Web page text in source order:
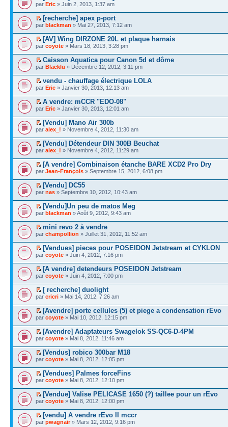
par Eric » Juin 2, 2013, 1:37 am
[recherche] apex p-port
par blackman » Mai 27, 2013, 7:12 am
[AV] Wing DIRZONE 20L et plaque harnais
par coyote » Mars 18, 2013, 3:28 pm
Caisson Aquatica pour Canon 5d et dôme
par Blacklu » Décembre 12, 2012, 3:11 pm
vendu - chauffage électrique LOLA
par Eric » Janvier 30, 2013, 12:13 am
A vendre: mCCR "EDO-08"
par Eric » Janvier 30, 2013, 12:01 am
[Vendu] Mano Air 300b
par alex_! » Novembre 4, 2012, 11:30 am
[Vendu] Détendeur DIN 300B Beuchat
par alex_! » Novembre 4, 2012, 11:29 am
[A vendre] Combinaison étanche BARE XCD2 Pro Dry
par Jean-François » Septembre 15, 2012, 6:08 pm
[Vendu] DC55
par nas » Septembre 10, 2012, 10:43 am
[Vendu]Un peu de matos Meg
par blackman » Août 9, 2012, 9:43 am
mini revo 2 à vendre
par champollion » Juillet 31, 2012, 11:52 am
[Vendues] pieces pour POSEIDON Jetstream et CYKLON
par coyote » Juin 4, 2012, 7:16 pm
[A vendre] detendeurs POSEIDON Jetstream
par coyote » Juin 4, 2012, 7:00 pm
[ recherche] duolight
par cricri » Mai 14, 2012, 7:26 am
[Avendre] porte cellules (5) et piege a condensation rEvo
par coyote » Mai 10, 2012, 12:15 pm
[Avendre] Adaptateurs Swagelok SS-QC6-D-4PM
par coyote » Mai 8, 2012, 11:46 am
[Vendus] robico 300bar M18
par coyote » Mai 8, 2012, 12:05 pm
[Vendues] Palmes forceFins
par coyote » Mai 8, 2012, 12:10 pm
[Vendue] Valise PELICASE 1650 (?) taillee pour un rEvo
par coyote » Mai 8, 2012, 12:00 pm
[vendu] A vendre rEvo II mccr
par pwagnair» Mars 12, 2012, 9:16 pm